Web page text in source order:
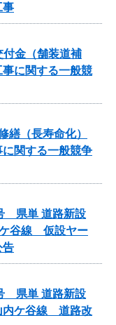
事
付金（舗装道補
に関する一般競
繕（長寿命化）
関する一般競争
県単 道路新設
ケ谷線 仮設ヤー
告
県単 道路新設
内ケ谷線 道路改